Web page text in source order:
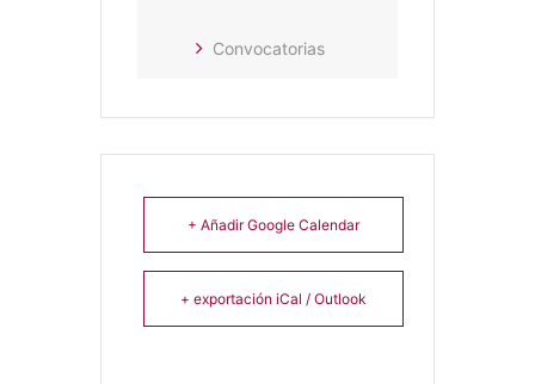
Convocatorias
+ Añadir Google Calendar
+ exportación iCal / Outlook